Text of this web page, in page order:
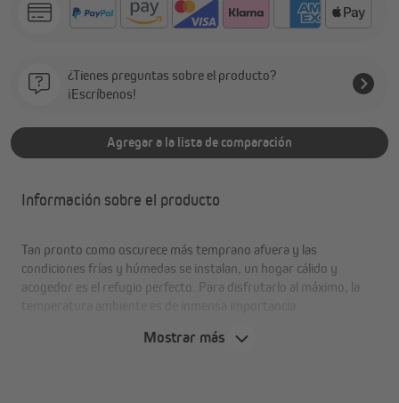
¿Tienes preguntas sobre el producto?
¡Escríbenos!
Agregar a la lista de comparación
Información sobre el producto
Tan pronto como oscurece más temprano afuera y las
condiciones frías y húmedas se instalan, un hogar cálido y
acogedor es el refugio perfecto. Para disfrutarlo al máximo, la
Si aún hay corrientes de aire desagradables que causan narices
Mostrar más